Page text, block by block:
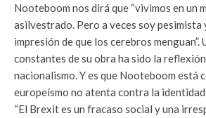
Nooteboom nos dirá que “vivimos en un
asilvestrado. Pero a veces soy pesimista
impresión de que los cerebros menguan”.
constantes de su obra ha sido la
nacionalismo. Y es que Nooteboom está
europeísmo no atenta contra la identidad
“El Brexit es un fracaso social y una